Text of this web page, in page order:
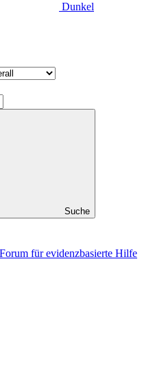
Dunkel
Suche